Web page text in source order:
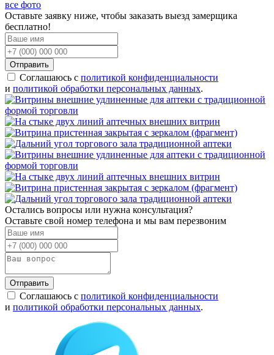
все фото
Оставьте заявку ниже, чтобы заказать выезд замерщика
бесплатно!
Отправить
Соглашаюсь с политикой конфиденциальности
и политикой обработки персональных данных.
Остались вопросы или нужна консультация?
Оставьте свой номер телефона и мы вам перезвоним
Отправить
Соглашаюсь с политикой конфиденциальности
и политикой обработки персональных данных.